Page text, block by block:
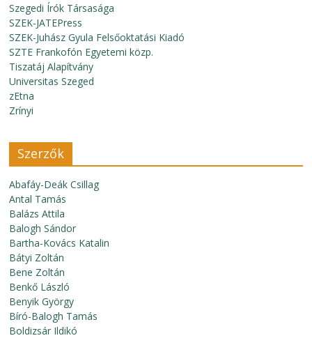
Szegedi Írók Társasága
SZEK-JATEPress
SZEK-Juhász Gyula Felsőoktatási Kiadó
SZTE Frankofón Egyetemi közp.
Tiszatáj Alapítvány
Universitas Szeged
zEtna
Zrínyi
Szerzők
Abafáy-Deák Csillag
Antal Tamás
Balázs Attila
Balogh Sándor
Bartha-Kovács Katalin
Bátyi Zoltán
Bene Zoltán
Benkő László
Benyik György
Bíró-Balogh Tamás
Boldizsár Ildikó